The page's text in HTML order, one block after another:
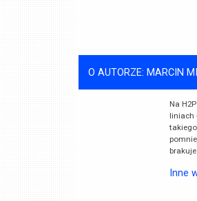
O AUTORZE: MARCIN
Na
liniach
Inne